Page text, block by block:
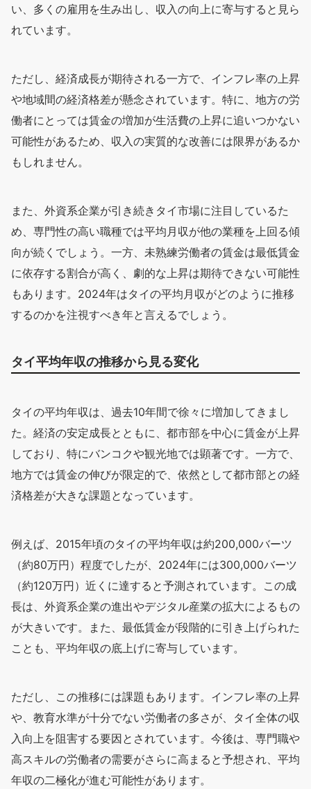
い、多くの雇用を生み出し、収入の向上に寄与すると見ら
れています。
ただし、経済成長が期待される一方で、インフレ率の上昇
や地域間の経済格差が懸念されています。特に、地方の労
働者にとっては賃金の増加が生活費の上昇に追いつかない
可能性があるため、収入の実質的な改善には限界があるか
もしれません。
また、外資系企業が引き続きタイ市場に注目しているた
め、専門性の高い職種では平均月収が他の業種を上回る傾
向が続くでしょう。一方、未熟練労働者の賃金は最低賃金
に依存する割合が高く、劇的な上昇は期待できない可能性
もあります。2024年はタイの平均月収がどのように推移
するのかを注視すべき年と言えるでしょう。
タイ平均年収の推移から見る変化
タイの平均年収は、過去10年間で徐々に増加してきまし
た。経済の安定成長とともに、都市部を中心に賃金が上昇
しており、特にバンコクや観光地では顕著です。一方で、
地方では賃金の伸びが限定的で、依然として都市部との経
済格差が大きな課題となっています。
例えば、2015年頃のタイの平均年収は約200,000バーツ
（約80万円）程度でしたが、2024年には300,000バーツ
（約120万円）近くに達すると予測されています。この成
長は、外資系企業の進出やデジタル産業の拡大によるもの
が大きいです。また、最低賃金が段階的に引き上げられた
ことも、平均年収の底上げに寄与しています。
ただし、この推移には課題もあります。インフレ率の上昇
や、教育水準が十分でない労働者の多さが、タイ全体の収
入向上を阻害する要因とされています。今後は、専門職や
高スキルの労働者の需要がさらに高まると予想され、平均
年収の二極化が進む可能性があります。